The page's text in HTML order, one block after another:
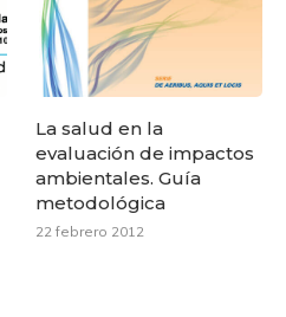
La salud en la
evaluación de impactos
ambientales. Guía
metodológica
22 febrero 2012